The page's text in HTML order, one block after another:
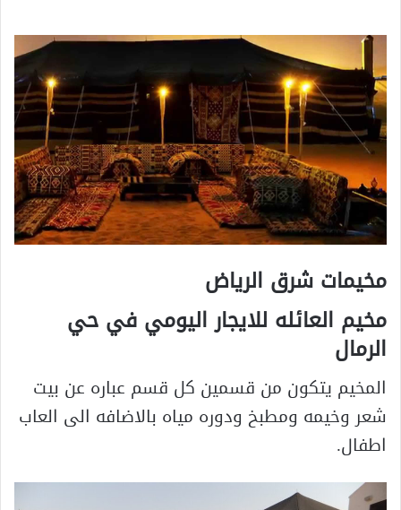
مخيمات شرق الرياض
مخيم العائله للايجار اليومي في حي
الرمال
المخيم يتكون من قسمين كل قسم عباره عن بيت
شعر وخيمه ومطبخ ودوره مياه بالاضافه الى العاب
اطفال.